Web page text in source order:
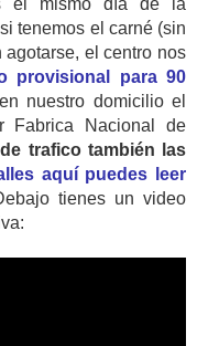
tenemos el carné (sin
el centro nos
provisional para 90
nuestro domicilio el
Fabrica Nacional de
trafico también las
aquí puedes leer
tienes un video